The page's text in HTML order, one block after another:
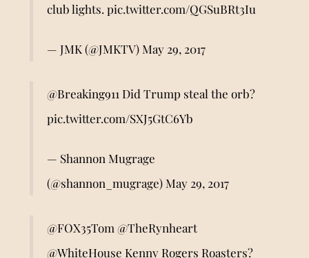
club lights. pic.twitter.com/QGSuBRt3Iu
— JMK (@JMKTV) May 29, 2017
@Breaking911 Did Trump steal the orb?
pic.twitter.com/SXJ5GtC6Yb
— Shannon Mugrage
(@shannon_mugrage) May 29, 2017
@FOX35Tom @TheRynheart
@WhiteHouse Kenny Rogers Roasters?